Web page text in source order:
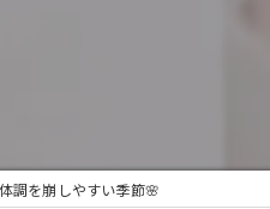
調を崩しやすい季節🌸